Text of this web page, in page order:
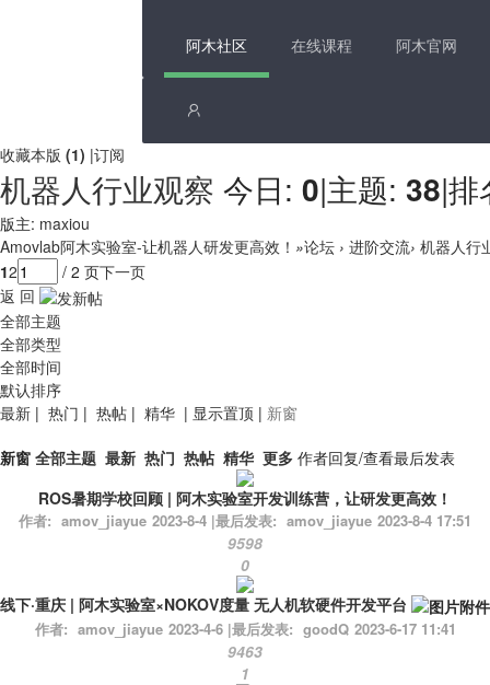
阿木社区 在线课程 阿木官网
收藏本版 (1) |订阅
机器人行业观察 今日: 0|主题: 38|
版主: maxiou
Amovlab阿木实验室-让机器人研发更高效！ »论坛 › 进阶交流› 机器人行
12 / 2 页下一页
返 回
全部主题
全部类型
全部时间
默认排序
最新 | 热门 | 热帖 | 精华 | 显示置顶 | 新窗
新窗 全部主题 最新 热门 热帖 精华 更多 作者回复/查看最后发表
ROS暑期学校回顾 | 阿木实验室开发训练营，让研发更高效！
作者: amov_jiayue 2023-8-4 |最后发表: amov_jiayue 2023-8-4 17:51
9598
0
线下·重庆 | 阿木实验室×NOKOV度量 无人机软硬件开发平台
作者: amov_jiayue 2023-4-6 |最后发表: goodQ 2023-6-17 11:41
9463
1